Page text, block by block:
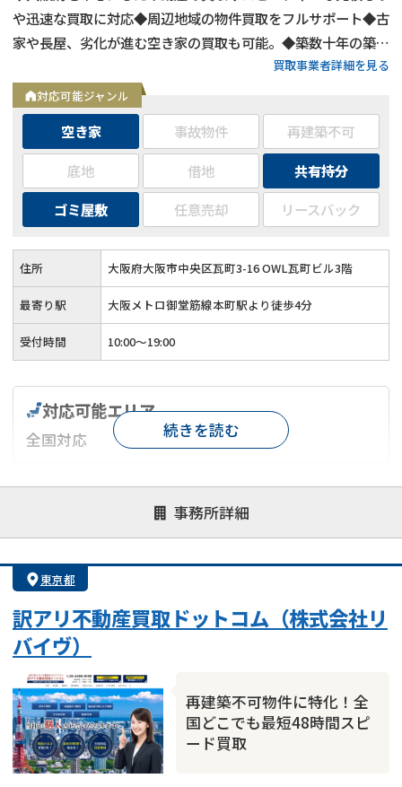
や迅速な買取に対応◆周辺地域の物件買取をフルサポート◆古
家や長屋、劣化が進む空き家の買取も可能。◆築数十年の築古
物件や心理的瑕疵物件の買取もOK◆お客様第一主義で取り組
む買取
買取事業者詳細を見る
対応可能ジャンル
空き家 事故物件
再建築不可
底地
借地
共有持分
ゴミ屋敷
任意売却 リースバック
住所 大阪府大阪市中央区瓦町3-16 OWL瓦町ビル3階
最寄り駅 大阪メトロ御堂筋線本町駅より徒歩4分
受付時間 10:00～19:00
事務所詳細
対応可能エリア
全国対応
対応が親身 オンライン面談可能
レスポンスが早い
1億円以上の買取可
続きを読む
東京都
訳アリ不動産買取ドットコム（株式会社リ
バイヴ）
再建築不可物件に特化！全
国どこでも最短48時間スピ
ード買取